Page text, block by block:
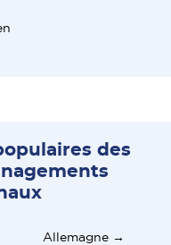
des
Allemagne →